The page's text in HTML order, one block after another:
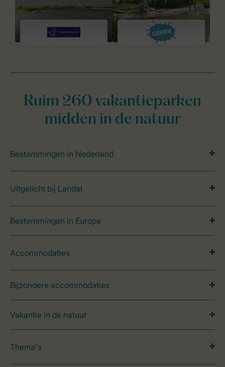
Ruim 260 vakantieparken
midden in de natuur
Bestemmingen in Nederland
Uitgelicht bij Landal
Bestemmingen in Europa
Accommodaties
Bijzondere accommodaties
Vakantie in de natuur
Thema's